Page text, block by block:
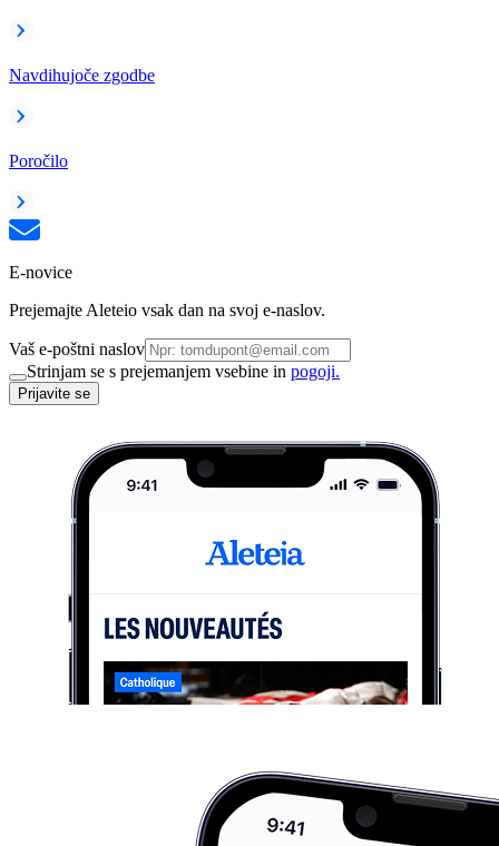
Navdihujoče zgodbe
Poročilo
E-novice
Prejemajte Aleteio vsak dan na svoj e-naslov.
Vaš e-poštni naslov
Strinjam se s prejemanjem vsebine in pogoji.
Prijavite se